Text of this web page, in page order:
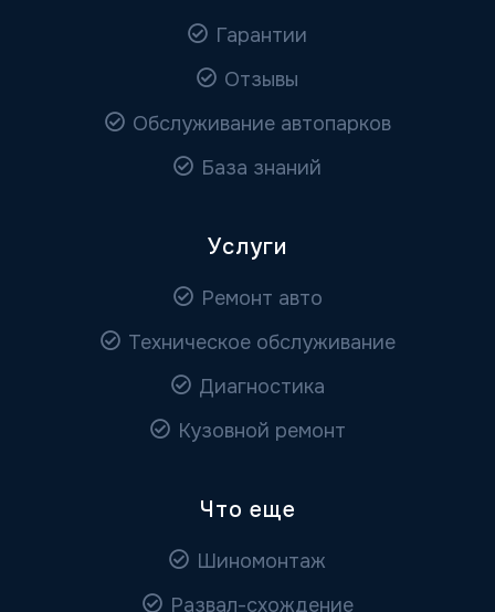
Гарантии
Отзывы
Обслуживание автопарков
База знаний
Услуги
Ремонт авто
Техническое обслуживание
Диагностика
Кузовной ремонт
Что еще
Шиномонтаж
Развал-схождение